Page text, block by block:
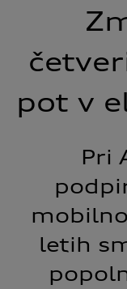
pot v
Pri
letih